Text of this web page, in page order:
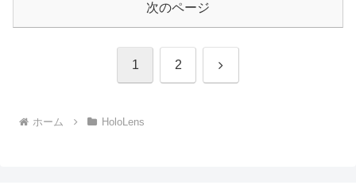
次のページ
1 2 次
ホーム HoloLens